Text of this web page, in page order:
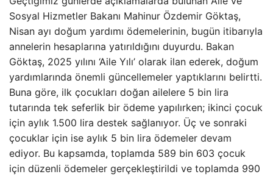
Sosyal Hizmetler Bakanı Mahinur Özdemir Göktaş,
Nisan ayı doğum yardımı ödemelerinin, bugün itibarıyla
annelerin hesaplarına yatırıldığını duyurdu. Bakan
Göktaş, 2025 yılını ‘Aile Yılı’ olarak ilan ederek, doğum
yardımlarında önemli güncellemeler yaptıklarını belirtti.
Buna göre, ilk çocukları doğan ailelere 5 bin lira
tutarında tek seferlik bir ödeme yapılırken; ikinci çocuk
için aylık 1.500 lira destek sağlanıyor. Üç ve sonraki
çocuklar için ise aylık 5 bin lira ödemeler devam
ediyor. Bu kapsamda, toplamda 589 bin 603 çocuk
için düzenli ödemeler gerçekleştirildi ve toplamda 990